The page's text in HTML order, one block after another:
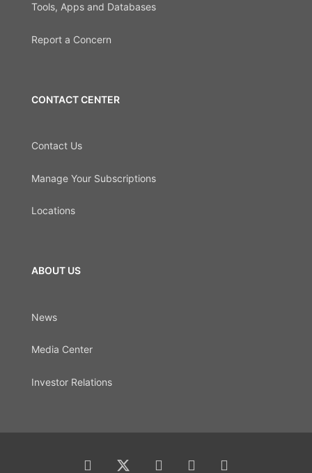
Tools, Apps and Databases
Report a Concern
CONTACT CENTER
Contact Us
Manage Your Subscriptions
Locations
ABOUT US
News
Media Center
Investor Relations